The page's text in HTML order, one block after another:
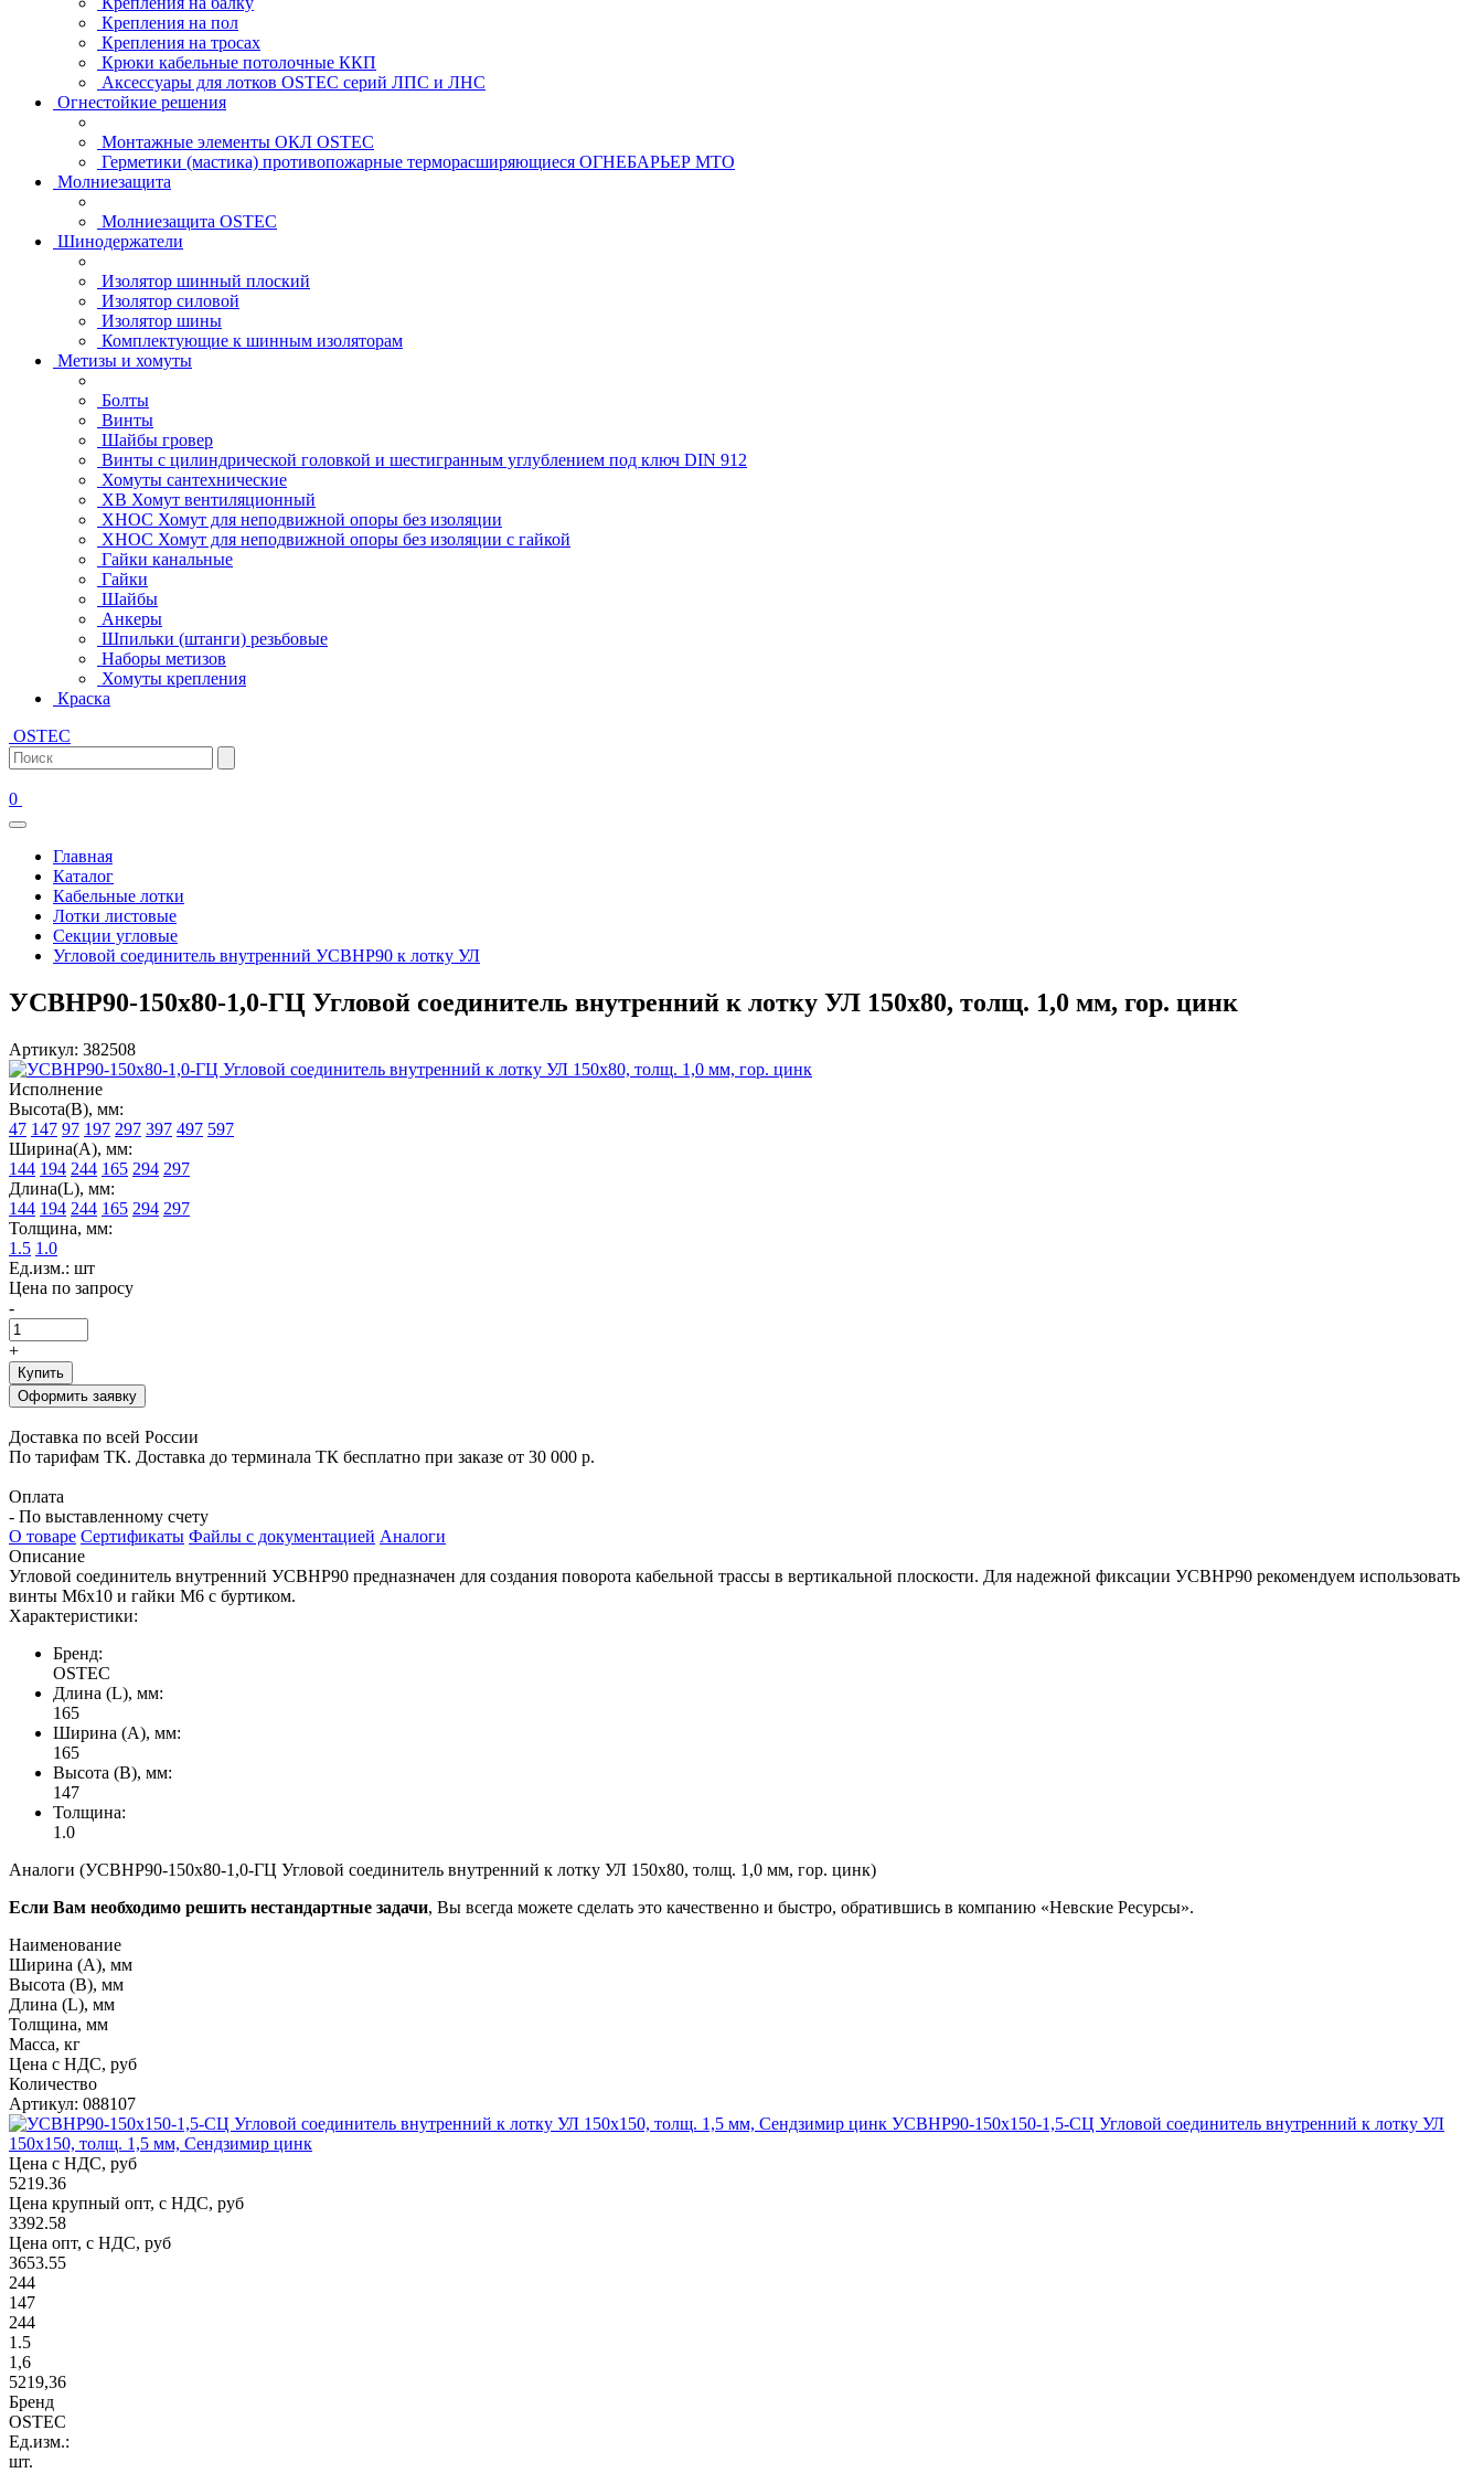
Крепления на пол
Крепления на тросах
Крюки кабельные потолочные ККП
Аксессуары для лотков OSTEC серий ЛПС и ЛНС
Огнестойкие решения
Монтажные элементы ОКЛ OSTEC
Герметики (мастика) противопожарные терморасширяющиеся ОГНЕБАРЬЕР МТО
Молниезащита
Молниезащита OSTEC
Шинодержатели
Изолятор шинный плоский
Изолятор силовой
Изолятор шины
Комплектующие к шинным изоляторам
Метизы и хомуты
Болты
Винты
Шайбы гровер
Винты с цилиндрической головкой и шестигранным углублением под ключ DIN 912
Хомуты сантехнические
ХВ Хомут вентиляционный
ХНОС Хомут для неподвижной опоры без изоляции
ХНОС Хомут для неподвижной опоры без изоляции с гайкой
Гайки канальные
Гайки
Шайбы
Анкеры
Шпильки (штанги) резьбовые
Наборы метизов
Хомуты крепления
Краска
OSTEC
0
Главная
Каталог
Кабельные лотки
Лотки листовые
Секции угловые
Угловой соединитель внутренний УСВНР90 к лотку УЛ
УСВНР90-150х80-1,0-ГЦ Угловой соединитель внутренний к лотку УЛ 150х80, толщ. 1,0 мм, гор. цинк
Артикул: 382508
Исполнение
Высота(В), мм:
47 147 97 197 297 397 497 597
Ширина(А), мм:
144 194 244 165 294 297
Длина(L), мм:
144 194 244 165 294 297
Толщина, мм:
1.5 1.0
Ед.изм.: шт
Цена по запросу
-
+
Купить
Оформить заявку
Доставка по всей России
По тарифам ТК. Доставка до терминала ТК бесплатно при заказе от 30 000 р.
Оплата
- По выставленному счету
О товаре Сертификаты Файлы с документацией Аналоги
Описание
Угловой соединитель внутренний УСВНР90 предназначен для создания поворота кабельной трассы в вертикальной плоскости. Для надежной фиксации УСВНР90 рекомендуем использовать
винты М6х10 и гайки М6 с буртиком.
Характеристики:
Бренд:
OSTEC
Длина (L), мм:
165
Ширина (А), мм:
165
Высота (В), мм:
147
Толщина:
1.0
Аналоги (УСВНР90-150х80-1,0-ГЦ Угловой соединитель внутренний к лотку УЛ 150х80, толщ. 1,0 мм, гор. цинк)
Если Вам необходимо решить нестандартные задачи, Вы всегда можете сделать это качественно и быстро, обратившись в компанию «Невские Ресурсы».
Наименование
Ширина (А), мм
Высота (В), мм
Длина (L), мм
Толщина, мм
Масса, кг
Цена с НДС, руб
Количество
Артикул: 088107
УСВНР90-150х150-1,5-СЦ Угловой соединитель внутренний к лотку УЛ
150х150, толщ. 1,5 мм, Сендзимир цинк
Цена с НДС, руб
5219.36
Цена крупный опт, с НДС, руб
3392.58
Цена опт, с НДС, руб
3653.55
244
147
244
1.5
1,6
5219,36
Бренд
OSTEC
Ед.изм.:
шт.